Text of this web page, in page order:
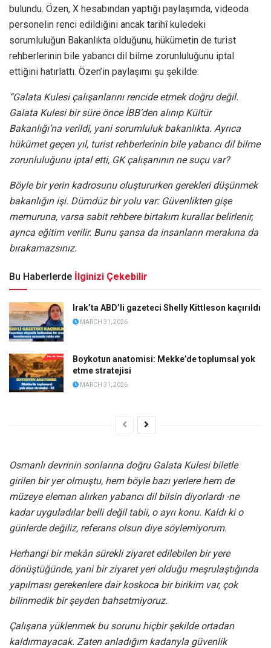
bulundu. Özen, X hesabından yaptığı paylaşımda, videoda
personelin renci edildiğini ancak tarihî kuledeki
sorumluluğun Bakanlıkta olduğunu, hükümetin de turist
rehberlerinin bile yabancı dil bilme zorunluluğunu iptal
ettiğini hatırlattı. Özen’in paylaşımı şu şekilde:
“Galata Kulesi çalışanlarını rencide etmek doğru değil.
Galata Kulesi bir süre önce İBB’den alınıp Kültür
Bakanlığı’na verildi, yani sorumluluk bakanlıkta. Ayrıca
hükümet geçen yıl, turist rehberlerinin bile yabancı dil bilme
zorunluluğunu iptal etti, GK çalışanının ne suçu var?
Böyle bir yerin kadrosunu oluştururken gerekleri düşünmek
bakanlığın işi. Dümdüz bir yolu var: Güvenlikten gişe
memuruna, varsa sabit rehbere birtakım kurallar belirlenir,
ayrıca eğitim verilir. Bunu şansa da insanların merakına da
bırakamazsınız.
Bu Haberlerde İlginizi Çekebilir
Irak’ta ABD’li gazeteci Shelly Kittleson kaçırıldı
MARCH 31, 2026
Boykotun anatomisi: Mekke’de toplumsal yok
etme stratejisi
MARCH 31, 2026
Osmanlı devrinin sonlarına doğru Galata Kulesi biletle
girilen bir yer olmuştu, hem böyle bazı yerlere hem de
müzeye eleman alırken yabancı dil bilsin diyorlardı -ne
kadar uyguladılar belli değil tabii, o ayrı konu. Kaldı ki o
günlerde değiliz, referans olsun diye söylemiyorum.
Herhangi bir mekân sürekli ziyaret edilebilen bir yere
dönüştüğünde, yani bir ziyaret yeri olduğu meşrulaştığında
yapılması gerekenlere dair koskoca bir birikim var, çok
bilinmedik bir şeyden bahsetmiyoruz.
Çalışana yüklenmek bu sorunu hiçbir şekilde ortadan
kaldırmayacak. Zaten anladığım kadarıyla güvenlik